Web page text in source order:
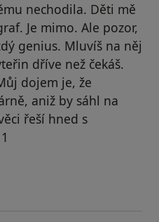
nechodila. Děti mě
Je mimo. Ale pozor,
genius. Mluvíš na něj
dříve než čekáš.
dojem je, že
aniž by sáhl na
řeší hned s
Pacient